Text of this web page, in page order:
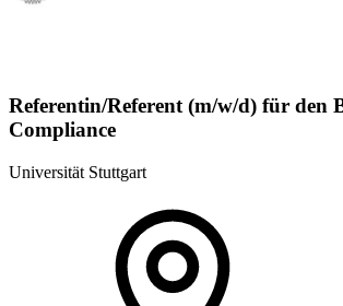
Referentin/Referent (m/w/d) für den
Compliance
Universität Stuttgart